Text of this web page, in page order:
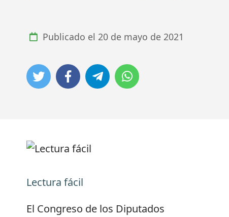
Publicado el 20 de mayo de 2021
Lectura fácil
El Congreso de los Diputados